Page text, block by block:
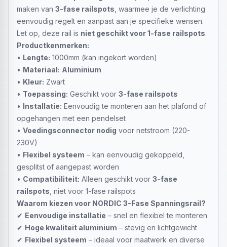
maken van 3-fase railspots , waarmee je de verlichting
eenvoudig regelt en aanpast aan je specifieke wensen.
Let op, deze rail is niet geschikt voor 1-fase railspots.
Productkenmerken:
• Lengte: 1000mm (kan ingekort worden)
• Materiaal: Aluminium
• Kleur: Zwart
• Toepassing: Geschikt voor 3-fase railspots
• Installatie: Eenvoudig te monteren aan het plafond of
opgehangen met een pendelset
• Voedingsconnector nodig voor netstroom (220-
230V)
• Flexibel systeem – kan eenvoudig gekoppeld,
gesplitst of aangepast worden
• Compatibiliteit: Alleen geschikt voor 3-fase
railspots , niet voor 1-fase railspots
Waarom kiezen voor NORDIC 3-Fase Spanningsrail?
✔ Eenvoudige installatie – snel en flexibel te monteren
✔ Hoge kwaliteit aluminium – stevig en lichtgewicht
✔ Flexibel systeem – ideaal voor maatwerk en diverse